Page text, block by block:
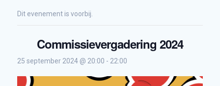
Dit evenement is voorbij.
Commissievergadering 2024
25 september 2024 @ 20:00 - 22:00